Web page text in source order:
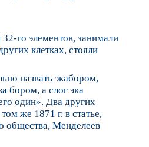
го элементов, занимали
клетках, стояли
назвать экабором,
бором, а слог эка
один». Два других
же 1871 г. в статье,
общества, Менделеев